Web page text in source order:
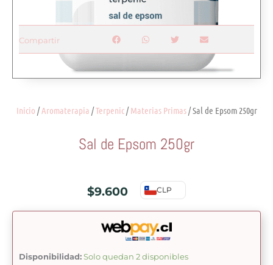
Inicio /Aromaterapia /Terpenic/Materias Primas/ Sal de Epsom 250gr
Sal de Epsom 250gr
$9.600 CLP
Disponibilidad: Solo quedan 2 disponibles
Sal
Compartir